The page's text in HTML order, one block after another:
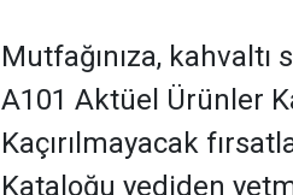
Mutfağınıza,
A101 Aktüel Ürünler
Kaçırılmayacak
Kataloğu yediden